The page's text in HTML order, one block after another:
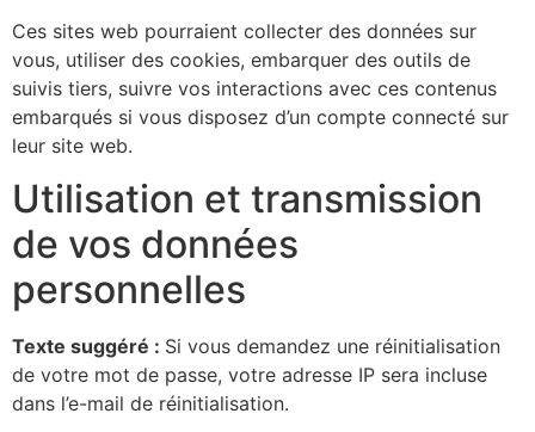
Ces sites web pourraient collecter des données sur
vous, utiliser des cookies, embarquer des outils de
suivis tiers, suivre vos interactions avec ces contenus
embarqués si vous disposez d’un compte connecté sur
leur site web.
Utilisation et transmission
de vos données
personnelles
Texte suggéré : Si vous demandez une réinitialisation
de votre mot de passe, votre adresse IP sera incluse
dans l’e-mail de réinitialisation.